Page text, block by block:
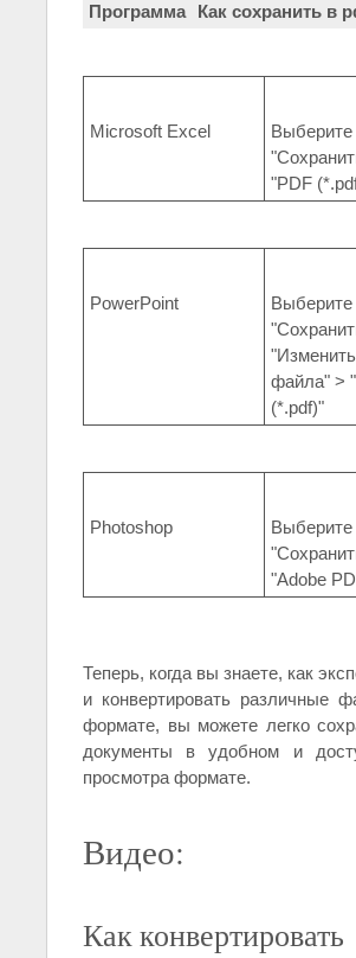
Программа Как сохранить в
Microsoft Excel
"PDF
PowerPoint
файла" >
(*.pdf)"
Photoshop
"Adobe
Теперь, когда вы знаете, как
и конвертировать различные
формате, вы можете легко
документы в удобном и
просмотра формате.
Видео:
Как конвертировать